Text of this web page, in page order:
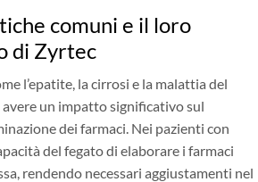
comuni e il loro
di Zyrtec
l’epatite, la cirrosi e la malattia del
un impatto significativo sul
dei farmaci. Nei pazienti con
del fegato di elaborare i farmaci
rendendo necessari aggiustamenti nel